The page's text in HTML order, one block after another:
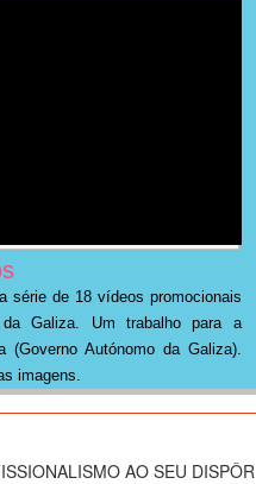
AO SEU DISPÔR
série de 18 vídeos promocionais
da Galiza. Um trabalho para a
(Governo Autónomo da Galiza).
imagens.